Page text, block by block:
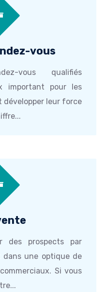
vous
vous qualifiés
important pour les
développer leur force
des prospects par
dans une optique de
Si vous